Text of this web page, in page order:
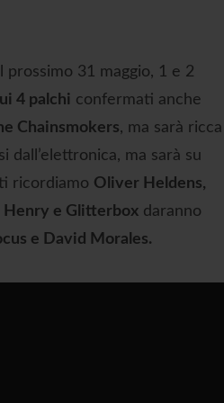
31 maggio, 1 e 2
4 palchi confermati anche
Chainsmokers, ma sarà
dall’elettronica, ma sarà su
ricordiamo Oliver Heldens,
e Glitterbox daranno
e David Morales.